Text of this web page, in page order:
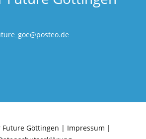
Göttingen | Impressum |